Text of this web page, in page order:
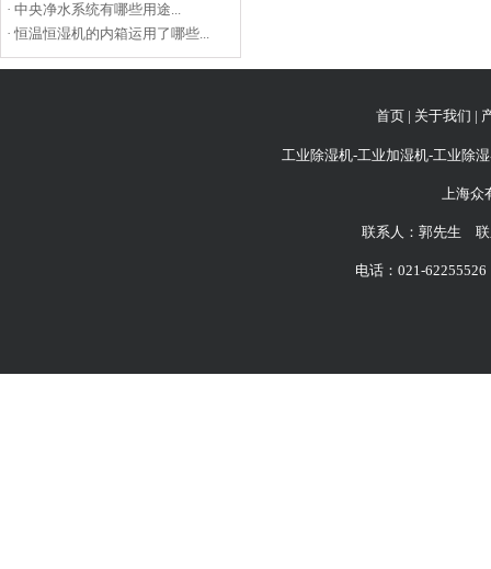
· 中央净水系统有哪些用途...
· 恒温恒湿机的内箱运用了哪些...
首页 | 关于我们 |
工业除湿机-工业加湿机-工业除
上海众
联系人：郭先生 联
电话：021-